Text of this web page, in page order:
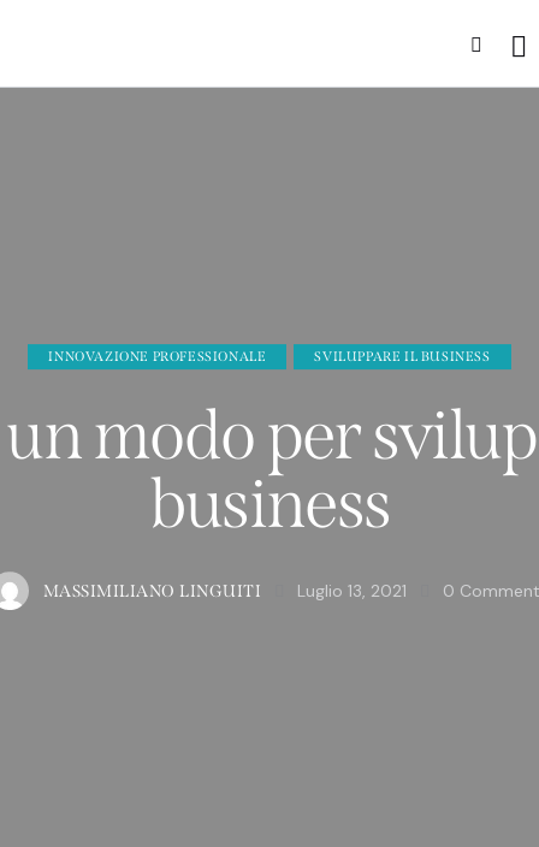
INNOVAZIONE PROFESSIONALE SVILUPPARE IL BUSINESS
modo per
business
MASSIMILIANO LINGUITI Luglio 13, 2021 0